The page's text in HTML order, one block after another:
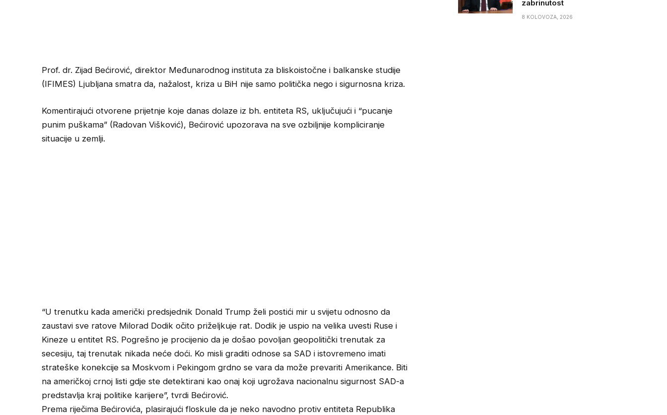
Prof. dr. Zijad Bećirović, direktor Međunarodnog instituta za bliskoistočne i balkanske studije
(IFIMES) Ljubljana smatra da, nažalost, kriza u BiH nije samo politička nego i sigurnosna kriza.
Komentirajući otvorene prijetnje koje danas dolaze iz bh. entiteta RS, uključujući i “pucanje
punim puškama” (Radovan Višković), Bećirović upozorava na sve ozbiljnije kompliciranje
situacije u zemlji.
“U trenutku kada američki predsjednik Donald Trump želi postići mir u svijetu odnosno da
zaustavi sve ratove Milorad Dodik očito priželjkuje rat. Dodik je uspio na velika uvesti Ruse i
Kineze u entitet RS. Pogrešno je procijenio da je došao povoljan geopolitički trenutak za
secesiju, taj trenutak nikada neće doći. Ko misli graditi odnose sa SAD i istovremeno imati
strateške konekcije sa Moskvom i Pekingom grdno se vara da može prevariti Amerikance. Biti
na američkoj crnoj listi gdje ste detektirani kao onaj koji ugrožava nacionalnu sigurnost SAD-a
predstavlja kraj politike karijere”, tvrdi Bećirović.
Prema riječima Bećirovića, plasirajući floskule da je neko navodno protiv entiteta Republika
zabrinutost
8 KOLOVOZA, 2026